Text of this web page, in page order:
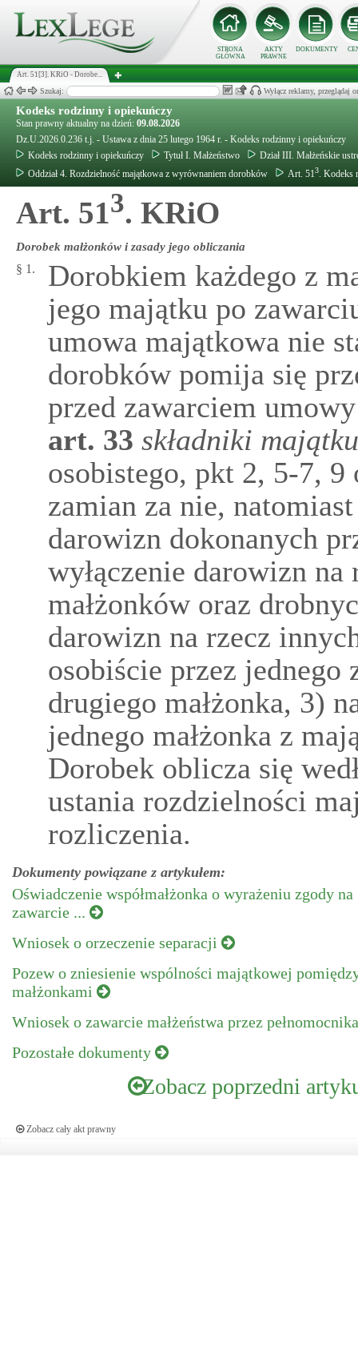
STRONA
GŁÓWNA
AKTY
PRAWNE
DOKUMENTY
Art. 51[3]. KRiO - Dorobe...
Szukaj: Wyłącz reklamy, przeglądaj
Kodeks rodzinny i opiekuńczy
Stan prawny aktualny na dzień: 09.08.2026
Dz.U.2026.0.236 t.j. - Ustawa z dnia 25 lutego 1964 r. - Kodeks rodzinny i opiekuńczy
Kodeks rodzinny i opiekuńczy
Tytuł I. Małżeństwo
Dział III. Małżeńskie
Oddział 4. Rozdzielność majątkowa z wyrównaniem dorobków
Art. 513. Kodeks
Art. 513. KRiO
Dorobek małżonków i zasady jego obliczania
§ 1.
Dorobkiem każdego z
jego majątku po
umowa majątkowa nie
dorobków pomija się
przed zawarciem
art. 33 składniki
osobistego, pkt 2, 5-7,
zamian za nie,
darowizn dokonanych
wyłączenie darowizn
małżonków oraz
darowizn na rzecz
osobiście przez jednego
drugiego małżonka, 3)
jednego małżonka z
Dorobek oblicza się
ustania rozdzielności
rozliczenia.
Dokumenty powiązane z artykułem:
Oświadczenie współmałżonka o wyrażeniu zgody na
zawarcie ...
Wniosek o orzeczenie separacji
Pozew o zniesienie wspólności majątkowej
małżonkami
Wniosek o zawarcie małżeństwa przez
Pozostałe dokumenty
Zobacz poprzedni
Zobacz cały akt prawny